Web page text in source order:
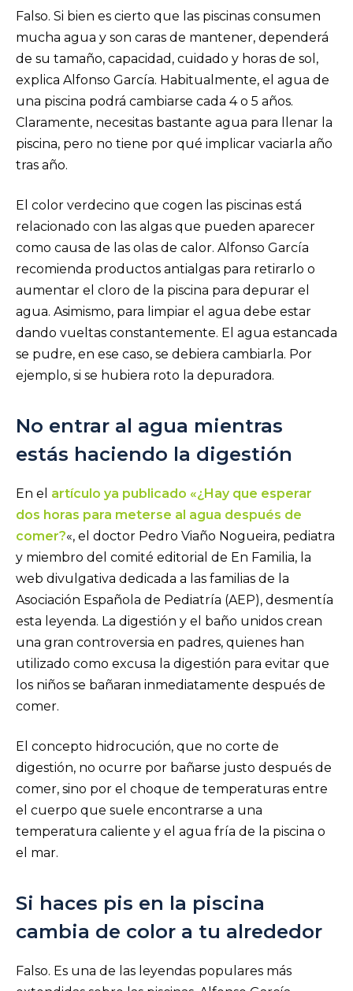
Falso. Si bien es cierto que las piscinas consumen
mucha agua y son caras de mantener, dependerá
de su tamaño, capacidad, cuidado y horas de sol,
explica Alfonso García. Habitualmente, el agua de
una piscina podrá cambiarse cada 4 o 5 años.
Claramente, necesitas bastante agua para llenar la
piscina, pero no tiene por qué implicar vaciarla año
tras año.
El color verdecino que cogen las piscinas está
relacionado con las algas que pueden aparecer
como causa de las olas de calor. Alfonso García
recomienda productos antialgas para retirarlo o
aumentar el cloro de la piscina para depurar el
agua. Asimismo, para limpiar el agua debe estar
dando vueltas constantemente. El agua estancada
se pudre, en ese caso, se debiera cambiarla. Por
ejemplo, si se hubiera roto la depuradora.
No entrar al agua mientras
estás haciendo la digestión
En el artículo ya publicado «¿Hay que esperar
dos horas para meterse al agua después de
comer?«, el doctor Pedro Viaño Nogueira, pediatra
y miembro del comité editorial de En Familia, la
web divulgativa dedicada a las familias de la
Asociación Española de Pediatría (AEP), desmentía
esta leyenda. La digestión y el baño unidos crean
una gran controversia en padres, quienes han
utilizado como excusa la digestión para evitar que
los niños se bañaran inmediatamente después de
comer.
El concepto hidrocución, que no corte de
digestión, no ocurre por bañarse justo después de
comer, sino por el choque de temperaturas entre
el cuerpo que suele encontrarse a una
temperatura caliente y el agua fría de la piscina o
el mar.
Si haces pis en la piscina
cambia de color a tu alrededor
Falso. Es una de las leyendas populares más